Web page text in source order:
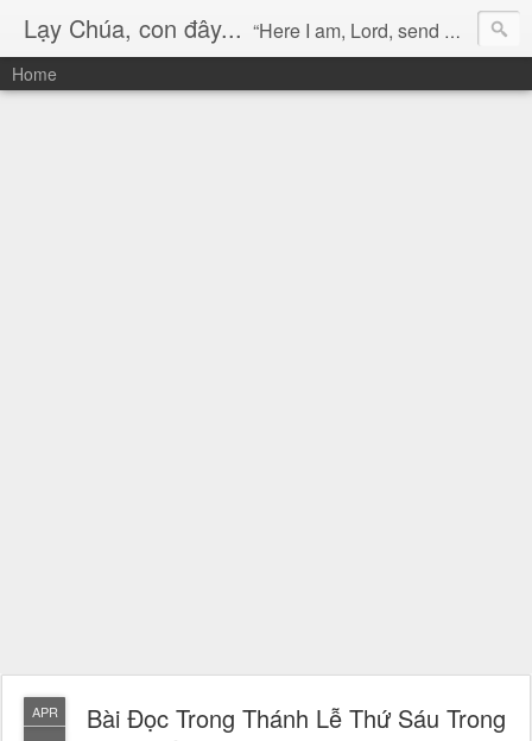
Lạy Chúa, con đây... “Here I am, Lord, send me!” (Isaiah 6:8)
Home
APR
Bài Ðọc Trong Thánh Lễ Thứ Sáu Trong